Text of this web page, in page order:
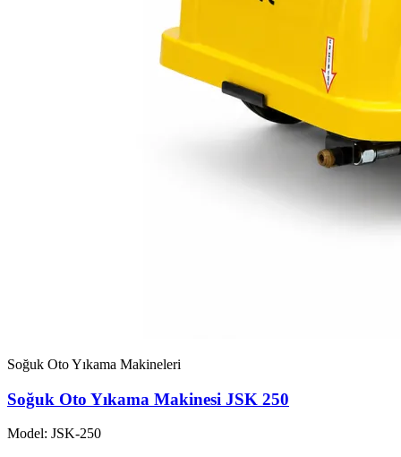
Soğuk Oto Yıkama Makineleri
Soğuk Oto Yıkama Makinesi JSK 250
Model: JSK-250